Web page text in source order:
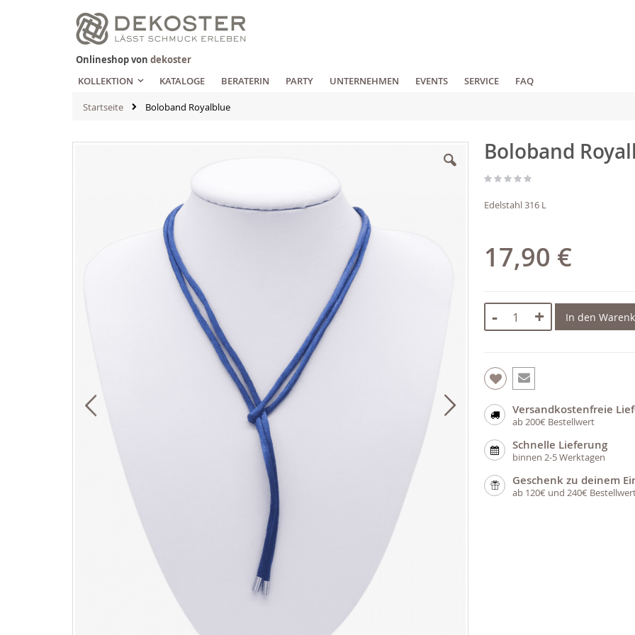
Zum
Inhalt
springen
Onlineshop von dekoster
KOLLEKTION
KATALOGE BERATERIN PARTY UNTERNEHMEN EVENTS SERVICE FAQ
Startseite Boloband Royalblue
Boloband
Edelstahl 316 L
17,90 €
- + In den
Versandkostenfreie
ab 200€ Bestellwert
Schnelle Lieferung
binnen 2-5 Werktagen
Geschenk zu deinem
ab 120€ und 240€